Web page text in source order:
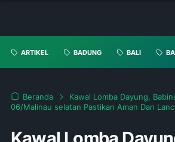
ARTIKEL BADUNG BALI
Beranda
Kawal Lomba Dayung,
06/Malinau selatan Pastikan Aman Dan